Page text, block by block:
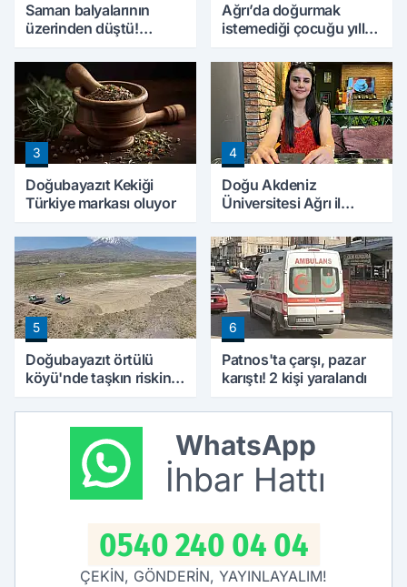
Saman balyalarının
üzerinden düştü!
hayatını kaybetti
Ağrı’da doğurmak
istemediği çocuğu yıllar
verdi
3
Doğubayazıt Kekiği
Türkiye markası oluyor
4
Doğu Akdeniz
Üniversitesi Ağrı il
başladı
5
Doğubayazıt örtülü
köyü'nde taşkın riskine
Dere yatağı
genişletiliyor
6
Patnos'ta çarşı, pazar
karıştı! 2 kişi yaralandı
WhatsApp
İhbar Hattı
0540 240 04 04
ÇEKİN, GÖNDERİN, YAYINLAYALIM!